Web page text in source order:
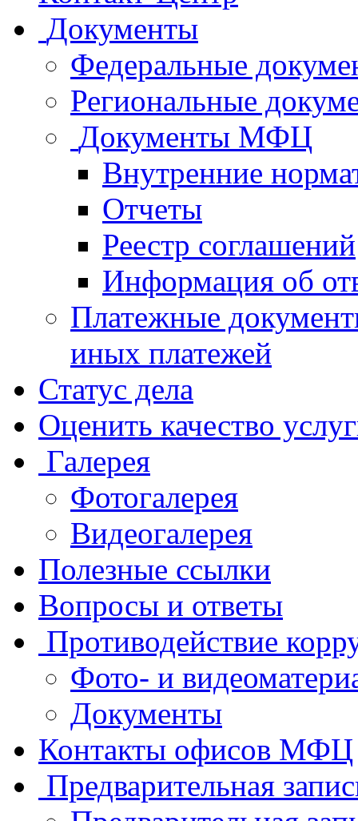
Документы
Федеральные
Региональные
Документы МФЦ
Внутренние
Отчеты
Реестр соглашений
Информация об
Платежные
иных платежей
Статус дела
Оценить качество
Галерея
Фотогалерея
Видеогалерея
Полезные ссылки
Вопросы и ответы
Противодействие
Фото- и
Документы
Контакты офисов МФЦ
Предварительная